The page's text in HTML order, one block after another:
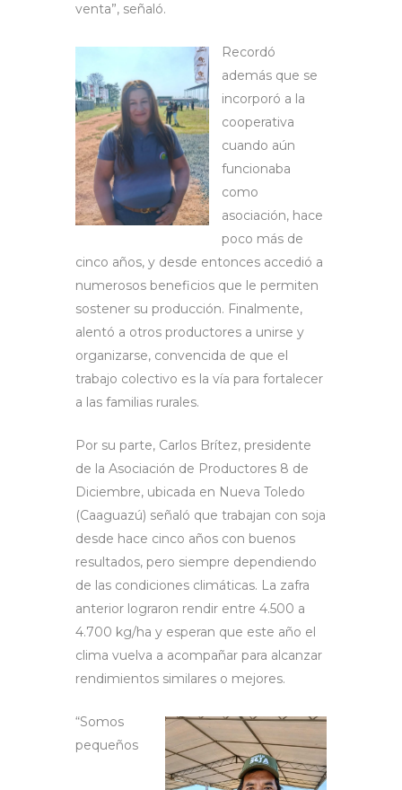
venta”, señaló.
Recordó
además que se
incorporó a la
cooperativa
cuando aún
funcionaba
como
asociación, hace
poco más de
cinco años, y desde entonces accedió a
numerosos beneficios que le permiten
sostener su producción. Finalmente,
alentó a otros productores a unirse y
organizarse, convencida de que el
trabajo colectivo es la vía para fortalecer
a las familias rurales.
Por su parte, Carlos Brítez, presidente
de la Asociación de Productores 8 de
Diciembre, ubicada en Nueva Toledo
(Caaguazú) señaló que trabajan con soja
desde hace cinco años con buenos
resultados, pero siempre dependiendo
de las condiciones climáticas. La zafra
anterior lograron rendir entre 4.500 a
4.700 kg/ha y esperan que este año el
clima vuelva a acompañar para alcanzar
rendimientos similares o mejores.
“Somos
pequeños